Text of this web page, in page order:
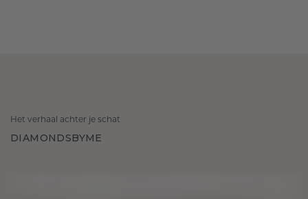
Het verhaal achter je schat
DIAMONDSBYME